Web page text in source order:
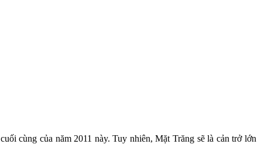
cùng của năm 2011 này. Tuy nhiên, Mặt Trăng sẽ là cản trở lớn